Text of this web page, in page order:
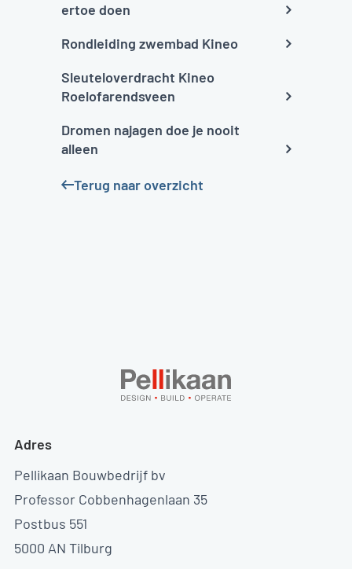
ertoe doen
Rondleiding zwembad Kineo
Sleuteloverdracht Kineo
Roelofarendsveen
Dromen najagen doe je nooit
alleen
Terug naar overzicht
Adres
Pellikaan Bouwbedrijf bv
Professor Cobbenhagenlaan 35
Postbus 551
5000 AN Tilburg